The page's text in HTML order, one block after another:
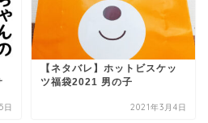
日
【ネタバレ】ホットビスケッ
ツ福袋2021 男の子
2021年3月4日